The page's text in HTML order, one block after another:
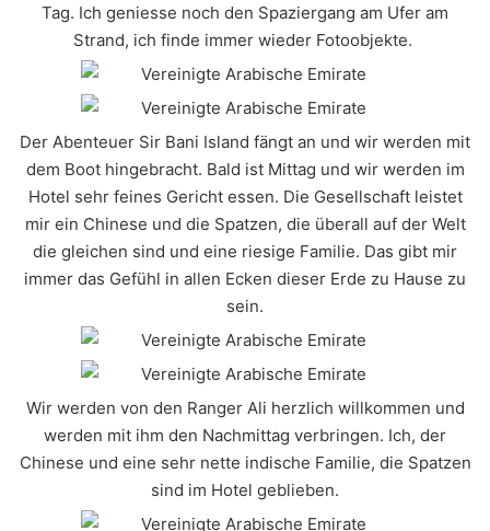
Tag. Ich geniesse noch den Spaziergang am Ufer am
Strand, ich finde immer wieder Fotoobjekte.
Der Abenteuer Sir Bani Island fängt an und wir werden mit
dem Boot hingebracht. Bald ist Mittag und wir werden im
Hotel sehr feines Gericht essen. Die Gesellschaft leistet
mir ein Chinese und die Spatzen, die überall auf der Welt
die gleichen sind und eine riesige Familie. Das gibt mir
immer das Gefühl in allen Ecken dieser Erde zu Hause zu
sein.
Wir werden von den Ranger Ali herzlich willkommen und
werden mit ihm den Nachmittag verbringen. Ich, der
Chinese und eine sehr nette indische Familie, die Spatzen
sind im Hotel geblieben.